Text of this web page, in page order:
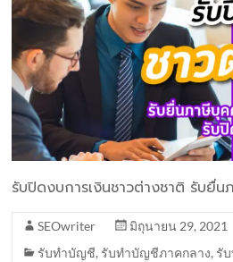
รับปิดงบการเงินชาวต่างชาติ รับยื่น
SEOwriter
มิถุนายน 29, 2021
รับทำบัญชี, รับทำบัญชีภาคกลาง, รั